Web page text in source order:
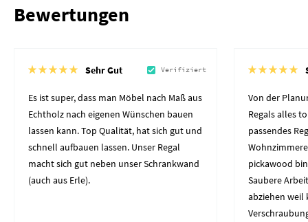
Bewertungen
Sehr Gut Verifiziert
Es ist super, dass man Möbel nach Maß aus
Echtholz nach eigenen Wünschen bauen
lassen kann. Top Qualität, hat sich gut und
schnell aufbauen lassen. Unser Regal
macht sich gut neben unser Schrankwand
(auch aus Erle).
Von der
Regals alles
passendes
pickawood
Saubere
abziehen weil